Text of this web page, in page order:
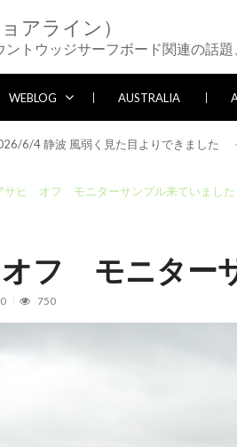
アライン）
トウッジサーフボード関連の話
WEBLOG AUSTRALIA
5/25 御前崎方面 カレント強くブレイク続
5/12 静波 久しぶりにいい波 2026
6/4 静波 風弱く見た目よりできました
5/13 静波 ダンパー中心 2026年5月
6/4 静波 風弱く見た目よりできました
5/25 御前崎方面 カレント強くブレイク続
サヒ オフ モニターサンプル来ていました
フ モニター
0 750